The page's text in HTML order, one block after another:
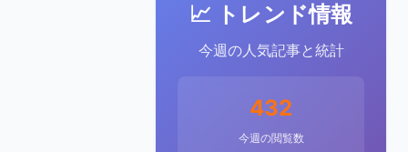
📈 トレンド情報
今週の人気記事と統計
432
今週の閲覧数